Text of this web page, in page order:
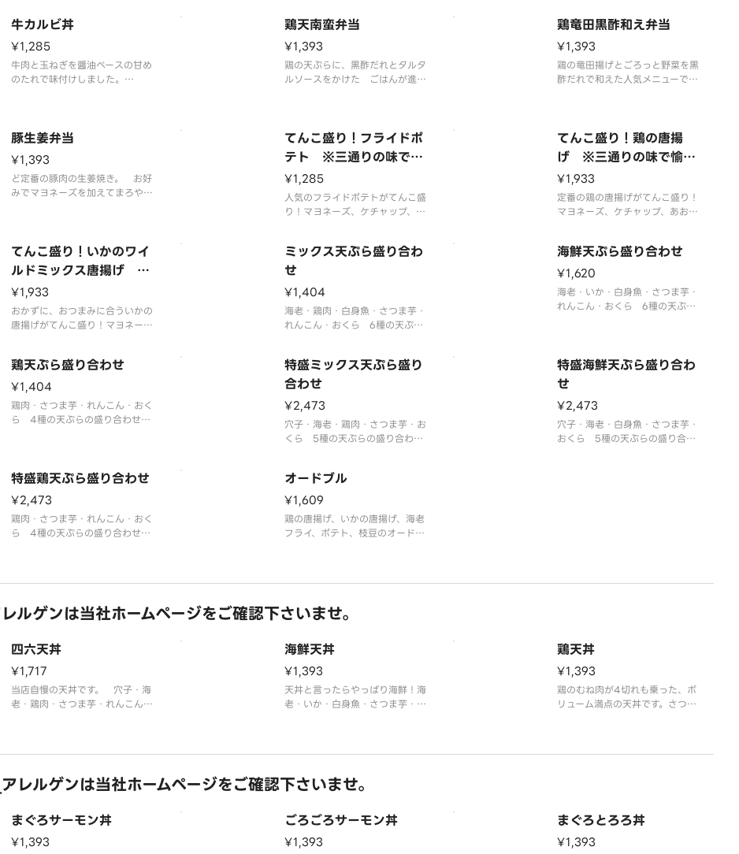
マイズ！麺の量は、なんと1.5
玉！
牛カルビ丼
¥1,285
牛肉と玉ねぎを醬油ベースの甘め
のたれで味付けしました。
鶏天南蛮弁当
¥1,393
鶏の天ぷらに、黒酢だれとタルタ
ルソースをかけた ごはんが進む
鶏竜田黒酢和え弁当
¥1,393
鶏の竜田揚げとごろっと野菜を黒
酢だれで和えた人気メニューで
豚生姜弁当
¥1,393
ど定番の豚肉の生姜焼き。 お好
みでマヨネーズを加えてまろやか
てんこ盛り！フライドポ
テト ※三通りの味で愉
しめます
¥1,285
人気のフライドポテトがてんこ盛
り！マヨネーズ、ケチャップ、あ
てんこ盛り！鶏の唐揚
げ ※三通りの味で愉し
めます
¥1,933
定番の鶏の唐揚げがてんこ盛り！
マヨネーズ、ケチャップ、あおさ
てんこ盛り！いかのワイ
ルドミックス唐揚げ ※
三通りの味で愉しめます
¥1,933
おかずに、おつまみに合ういかの
唐揚げがてんこ盛り！マヨネー
ミックス天ぷら盛り合わ
せ
¥1,404
海老・鶏肉・白身魚・さつま芋・
れんこん・おくら 6種の天ぷら
海鮮天ぷら盛り合わせ
¥1,620
海老・いか・白身魚・さつま芋・
れんこん・おくら 6種の天ぷら
鶏天ぷら盛り合わせ
¥1,404
鶏肉・さつま芋・れんこん・おく
ら 4種の天ぷらの盛り合わせで
特盛ミックス天ぷら盛り
合わせ
¥2,473
穴子・海老・鶏肉・さつま芋・お
くら 5種の天ぷらの盛り合わせ
特盛海鮮天ぷら盛り合わ
せ
¥2,473
穴子・海老・白身魚・さつま芋・
おくら 5種の天ぷらの盛り合わ
特盛鶏天ぷら盛り合わせ
¥2,473
鶏肉・さつま芋・れんこん・おく
ら 4種の天ぷらの盛り合わせで
オードブル
¥1,609
鶏の唐揚げ、いかの唐揚げ、海老
フライ、ポテト、枝豆のオードブ
ルゲンは当社ホームページをご確認下さいませ。
四六天丼
¥1,717
当店自慢の天丼です。 穴子・海
老・鶏肉・さつま芋・れんこん・
海鮮天丼
¥1,393
天丼と言ったらやっぱり海鮮！海
老・いか・白身魚・さつま芋・れ
鶏天丼
¥1,393
鶏のむね肉が4切れも乗った、ボ
リューム満点の天丼です。さつま
レルゲンは当社ホームページをご確認下さいませ。
まぐろサーモン丼
¥1,393
ごろごろサーモン丼
¥1,393
まぐろとろろ丼
¥1,393